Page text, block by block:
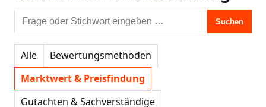
Suchen
Alle
Bewertungsmethoden
Marktwert & Preisfindung
Gutachten & Sachverständige